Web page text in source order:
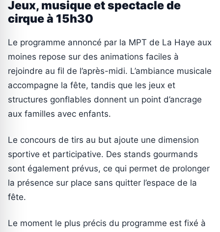
Jeux, musique et spectacle de
cirque à 15h30
Le programme annoncé par la MPT de La Haye aux
moines repose sur des animations faciles à
rejoindre au fil de l’après-midi. L’ambiance musicale
accompagne la fête, tandis que les jeux et
structures gonflables donnent un point d’ancrage
aux familles avec enfants.
Le concours de tirs au but ajoute une dimension
sportive et participative. Des stands gourmands
sont également prévus, ce qui permet de prolonger
la présence sur place sans quitter l’espace de la
fête.
Le moment le plus précis du programme est fixé à